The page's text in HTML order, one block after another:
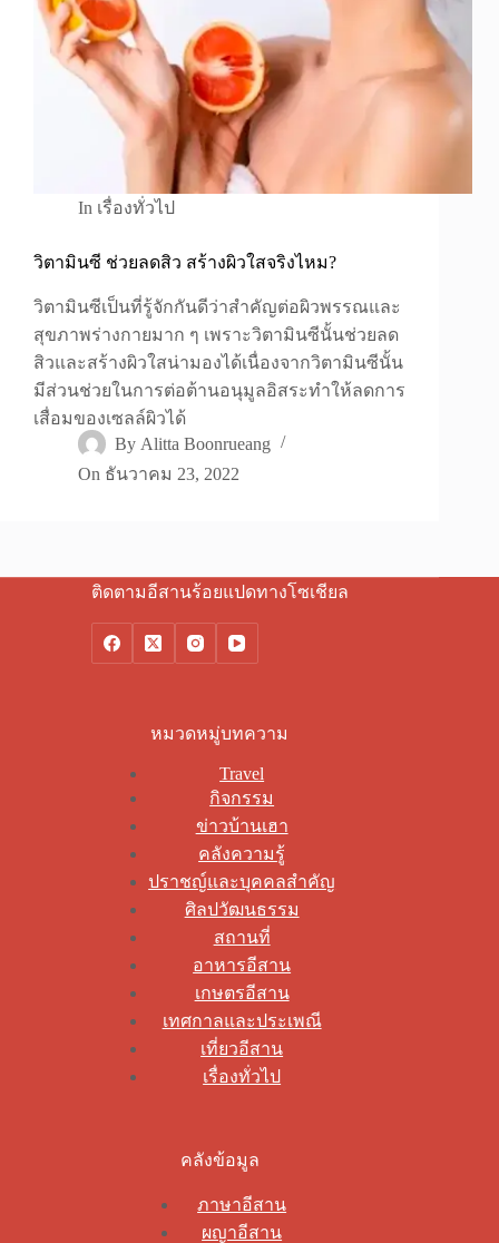
In เรื่องทั่วไป
วิตามินซี ช่วยลดสิว สร้างผิวใสจริงไหม?
วิตามินซีเป็นที่รู้จักกันดีว่าสำคัญต่อผิวพรรณและ
สุขภาพร่างกายมาก ๆ เพราะวิตามินซีนั้นช่วยลด
สิวและสร้างผิวใสน่ามองได้เนื่องจากวิตามินซีนั้น
มีส่วนช่วยในการต่อต้านอนุมูลอิสระทำให้ลดการ
เสื่อมของเซลล์ผิวได้
By Alitta Boonrueang
On ธันวาคม 23, 2022
ติดตามอีสานร้อยแปดทางโซเชียล
หมวดหมู่บทความ
Travel
กิจกรรม
ข่าวบ้านเฮา
คลังความรู้
ปราชญ์และบุคคลสำคัญ
ศิลปวัฒนธรรม
สถานที่
อาหารอีสาน
เกษตรอีสาน
เทศกาลและประเพณี
เที่ยวอีสาน
เรื่องทั่วไป
คลังข้อมูล
ภาษาอีสาน
ผญาอีสาน